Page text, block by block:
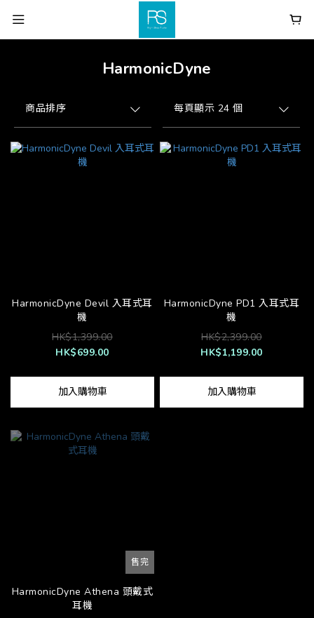
HarmonicDyne
商品排序 每頁顯示 24 個
HarmonicDyne Devil 入耳式耳
機
HK$1,399.00
HK$699.00
加入購物車
HarmonicDyne PD1 入耳式耳
機
HK$2,399.00
HK$1,199.00
加入購物車
售完
HarmonicDyne Athena 頭戴式
耳機